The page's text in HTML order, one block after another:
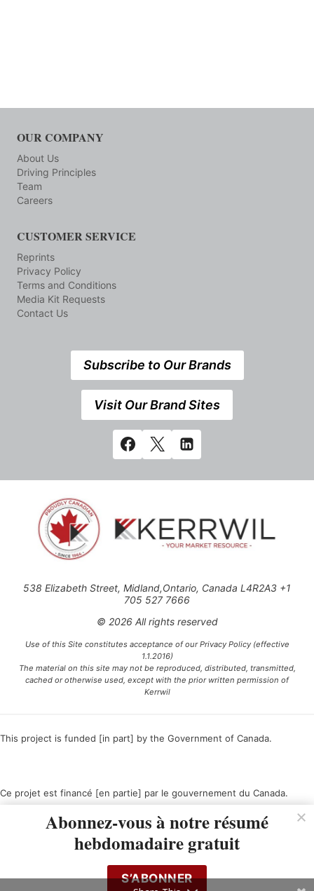
OUR COMPANY
About Us
Driving Principles
Team
Careers
CUSTOMER SERVICE
Reprints
Privacy Policy
Terms and Conditions
Media Kit Requests
Contact Us
Subscribe to Our Brands
Visit Our Brand Sites
538 Elizabeth Street, Midland,Ontario, Canada L4R2A3 +1
705 527 7666
© 2026 All rights reserved
Use of this Site constitutes acceptance of our Privacy Policy (effective
1.1.2016)
The material on this site may not be reproduced, distributed, transmitted,
cached or otherwise used, except with the prior written permission of
Kerrwil
This project is funded [in part] by the Government of Canada.
Ce projet est financé [en partie] par le gouvernement du Canada.
Abonnez-vous à notre résumé
hebdomadaire gratuit
S’ABONNER